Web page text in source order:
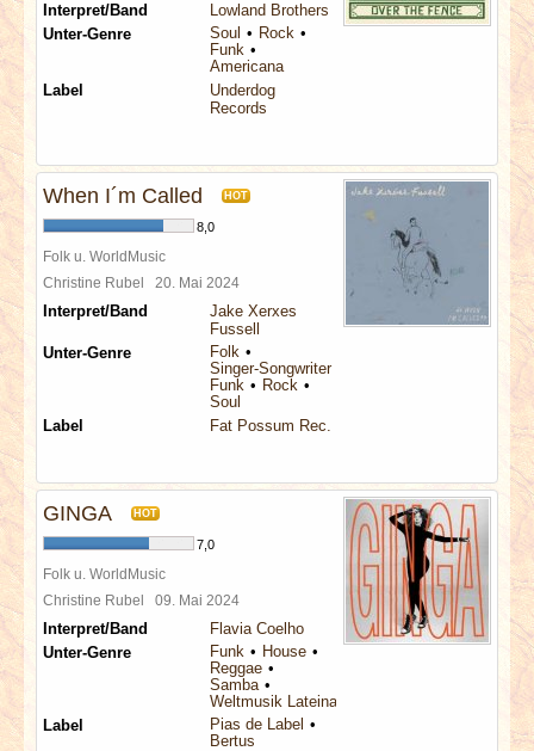
Interpret/Band
Lowland Brothers
Unter-Genre
Soul
Rock
Funk
Americana
Label
Underdog
Records
When I´m Called HOT
8,0
Folk u. WorldMusic
Christine Rubel 20. Mai 2024
Interpret/Band
Jake Xerxes
Fussell
Unter-Genre
Folk
Singer-Songwriter
Funk
Rock
Soul
Label
Fat Possum Rec.
GINGA HOT
7,0
Folk u. WorldMusic
Christine Rubel 09. Mai 2024
Interpret/Band
Flavia Coelho
Unter-Genre
Funk
House
Reggae
Samba
Weltmusik Lateinamerika
Label
Pias de Label
Bertus